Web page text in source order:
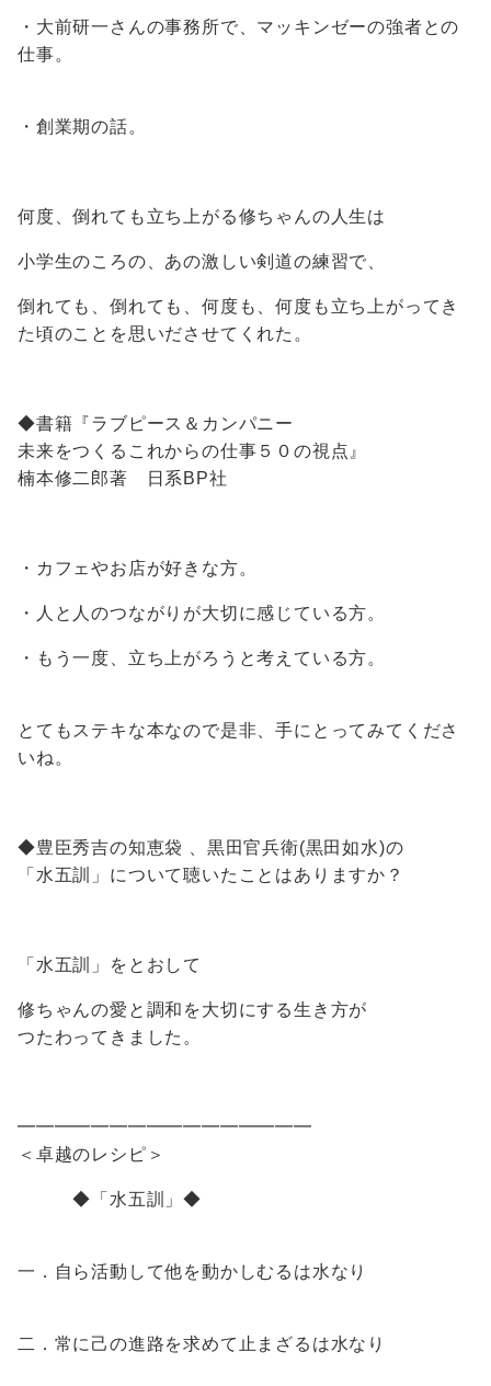
・大前研一さんの事務所で、マッキンゼーの強者との
仕事。
・創業期の話。
何度、倒れても立ち上がる修ちゃんの人生は
小学生のころの、あの激しい剣道の練習で、
倒れても、倒れても、何度も、何度も立ち上がってき
た頃のことを思いださせてくれた。
◆書籍『ラブピース＆カンパニー
未来をつくるこれからの仕事５０の視点』
楠本修二郎著 日系BP社
・カフェやお店が好きな方。
・人と人のつながりが大切に感じている方。
・もう一度、立ち上がろうと考えている方。
とてもステキな本なので是非、手にとってみてくださ
いね。
◆豊臣秀吉の知恵袋 、黒田官兵衛(黒田如水)の
「水五訓」について聴いたことはありますか？
「水五訓」をとおして
修ちゃんの愛と調和を大切にする生き方が
つたわってきました。
━━━━━━━━━━━━━━━━
＜卓越のレシピ＞
◆「水五訓」◆
一．自ら活動して他を動かしむるは水なり
二．常に己の進路を求めて止まざるは水なり